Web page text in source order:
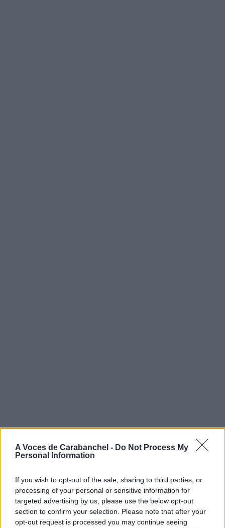
A Voces de Carabanchel - Do Not Process My
Personal Information
If you wish to opt-out of the sale, sharing to third parties, or
processing of your personal or sensitive information for
targeted advertising by us, please use the below opt-out
section to confirm your selection. Please note that after your
opt-out request is processed you may continue seeing